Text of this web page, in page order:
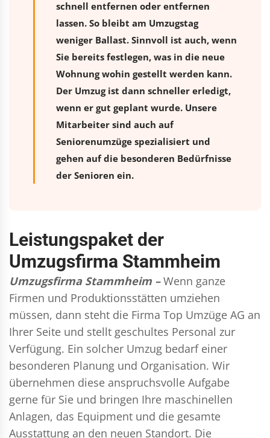
schnell entfernen oder entfernen
lassen. So bleibt am Umzugstag
weniger Ballast. Sinnvoll ist auch, wenn
Sie bereits festlegen, was in die neue
Wohnung wohin gestellt werden kann.
Der Umzug ist dann schneller erledigt,
wenn er gut geplant wurde. Unsere
Mitarbeiter sind auch auf
Seniorenumzüge spezialisiert und
gehen auf die besonderen Bedürfnisse
der Senioren ein.
Leistungspaket der
Umzugsfirma Stammheim
Umzugsfirma Stammheim – Wenn ganze
Firmen und Produktionsstätten umziehen
müssen, dann steht die Firma Top Umzüge AG an
Ihrer Seite und stellt geschultes Personal zur
Verfügung. Ein solcher Umzug bedarf einer
besonderen Planung und Organisation. Wir
übernehmen diese anspruchsvolle Aufgabe
gerne für Sie und bringen Ihre maschinellen
Anlagen, das Equipment und die gesamte
Ausstattung an den neuen Standort. Die